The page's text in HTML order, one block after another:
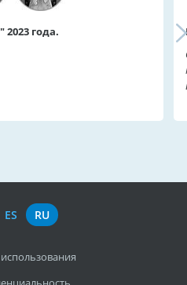
2023 года.
ES RU